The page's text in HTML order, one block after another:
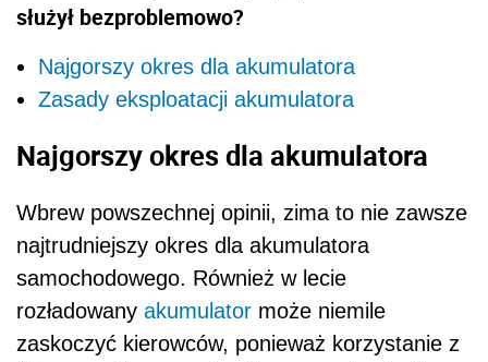
służył bezproblemowo?
Najgorszy okres dla akumulatora
Zasady eksploatacji akumulatora
Najgorszy okres dla akumulatora
Wbrew powszechnej opinii, zima to nie zawsze
najtrudniejszy okres dla akumulatora
samochodowego. Również w lecie
rozładowany akumulator może niemile
zaskoczyć kierowców, ponieważ korzystanie z